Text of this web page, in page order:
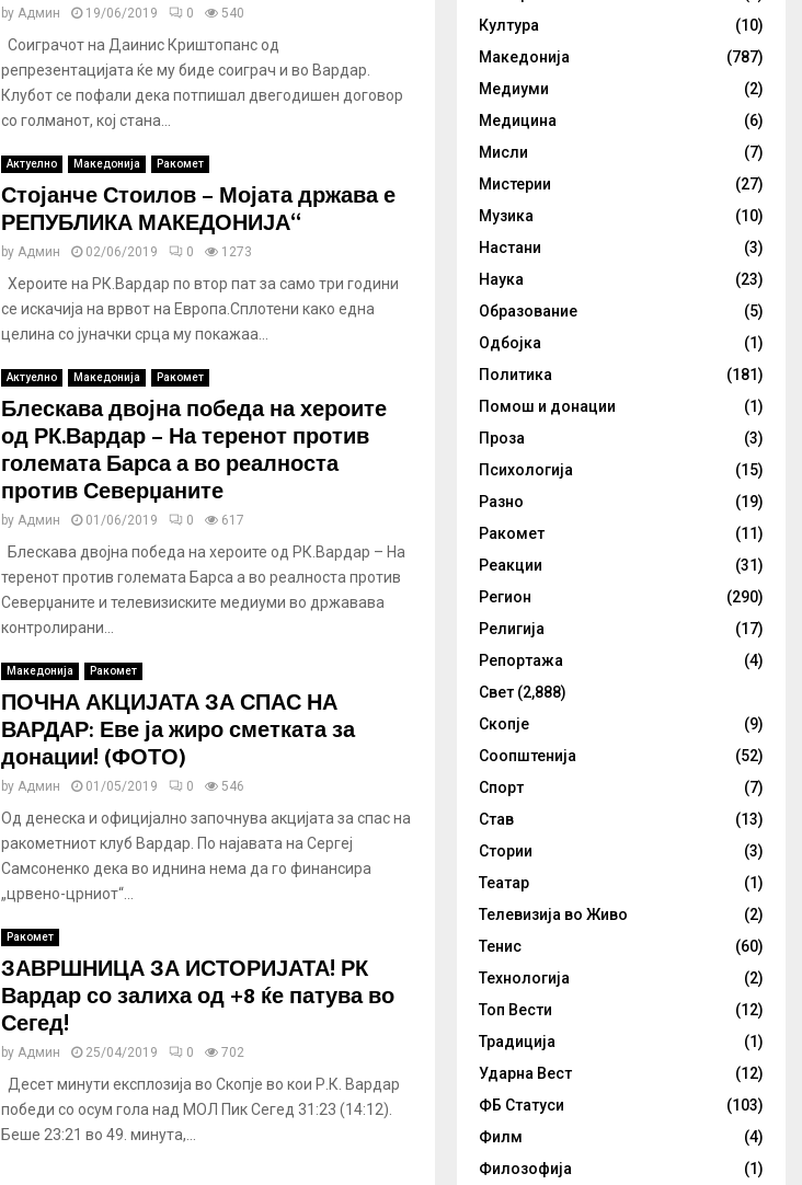
by Админ 19/06/2019 0 540
Соиграчот на Даинис Криштопанс од
репрезентацијата ќе му биде соиграч и во Вардар.
Клубот се пофали дека потпишал двегодишен договор
со голманот, кој стана...
Актуелно Македонија Ракомет
Стојанче Стоилов – Мојата држава е
РЕПУБЛИКА МАКЕДОНИЈА“
by Админ 02/06/2019 0 1273
Хероите на РК.Вардар по втор пат за само три години
се искачија на врвот на Европа.Сплотени како една
целина со јуначки срца му покажаа...
Актуелно Македонија Ракомет
Блескава двојна победа на хероите
од РК.Вардар – На теренот против
големата Барса а во реалноста
против Северџаните
by Админ 01/06/2019 0 617
Блескава двојна победа на хероите од РК.Вардар – На
теренот против големата Барса а во реалноста против
Северџаните и телевизиските медиуми во државава
контролирани...
Македонија Ракомет
ПОЧНА АКЦИЈАТА ЗА СПАС НА
ВАРДАР: Еве ја жиро сметката за
донации! (ФОТО)
by Админ 01/05/2019 0 546
Од денеска и официјално започнува акцијата за спас на
ракометниот клуб Вардар. По најавата на Сергеј
Самсоненко дека во иднина нема да го финансира
„црвено-црниот“...
Ракомет
ЗАВРШНИЦА ЗА ИСТОРИЈАТА! РК
Вардар со залиха од +8 ќе патува во
Сегед!
by Админ 25/04/2019 0 702
Десет минути експлозија во Скопје во кои Р.К. Вардар
победи со осум гола над МОЛ Пик Сегед 31:23 (14:12).
Беше 23:21 во 49. минута,...
Култура
(10)
Македонија
(787)
Медиуми
(2)
Медицина
(6)
Мисли
(7)
Мистерии
(27)
Музика
(10)
Настани
(3)
Наука
(23)
Образование
(5)
Одбојка
(1)
Политика
(181)
Помош и донации
(1)
Проза
(3)
Психологија
(15)
Разно
(19)
Ракомет
(11)
Реакции
(31)
Регион
(290)
Религија
(17)
Репортажа
(4)
Свет (2,888)
Скопје
(9)
Соопштенија
(52)
Спорт
(7)
Став
(13)
Стории
(3)
Театар
(1)
Телевизија во Живо
(2)
Тенис
(60)
Технологија
(2)
Топ Вести
(12)
Традиција
(1)
Ударна Вест
(12)
ФБ Статуси
(103)
Филм
(4)
Филозофија
(1)